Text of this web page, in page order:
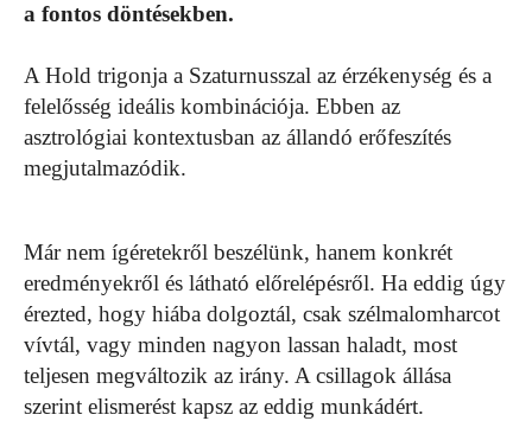
a fontos döntésekben.
A Hold trigonja a Szaturnusszal az érzékenység és a
felelősség ideális kombinációja. Ebben az
asztrológiai kontextusban az állandó erőfeszítés
megjutalmazódik.
Már nem ígéretekről beszélünk, hanem konkrét
eredményekről és látható előrelépésről. Ha eddig úgy
érezted, hogy hiába dolgoztál, csak szélmalomharcot
vívtál, vagy minden nagyon lassan haladt, most
teljesen megváltozik az irány. A csillagok állása
szerint elismerést kapsz az eddig munkádért.